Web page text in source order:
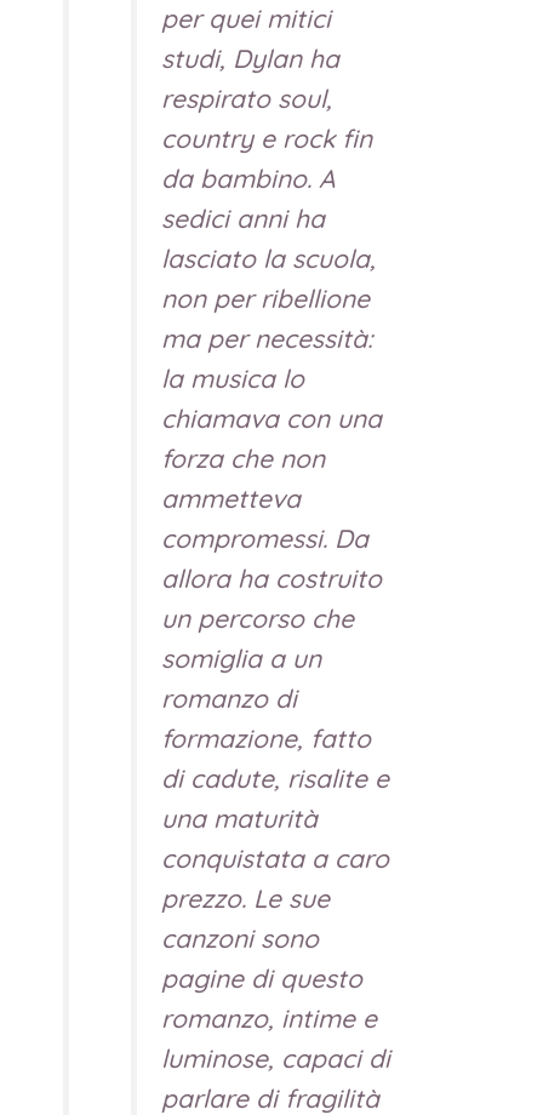
per quei mitici
studi, Dylan ha
respirato soul,
country e rock fin
da bambino. A
sedici anni ha
lasciato la scuola,
non per ribellione
ma per necessità:
la musica lo
chiamava con una
forza che non
ammetteva
compromessi. Da
allora ha costruito
un percorso che
somiglia a un
romanzo di
formazione, fatto
di cadute, risalite e
una maturità
conquistata a caro
prezzo. Le sue
canzoni sono
pagine di questo
romanzo, intime e
luminose, capaci di
parlare di fragilità